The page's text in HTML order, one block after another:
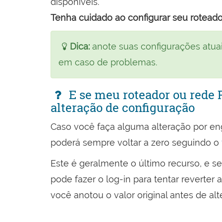
Tenha cuidado ao configurar seu
Dica: anote suas configurações
em caso de problemas.
E se meu roteador ou
alteração de configuração
Caso você faça alguma alteração por
poderá sempre voltar a zero seguindo o
Este é geralmente o último recurso, e
pode fazer o log-in para tentar reverter
você anotou o valor original antes de